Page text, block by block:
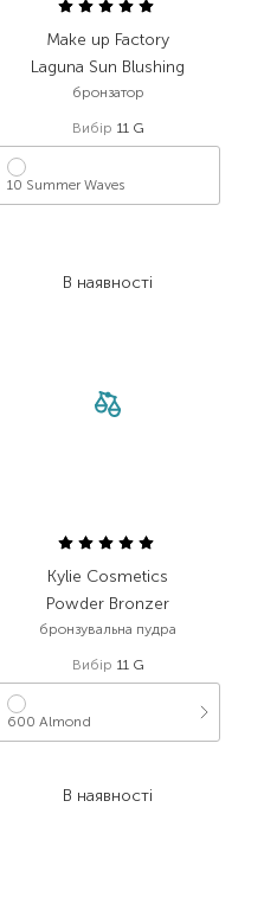
Make up Factory
Laguna Sun Blushing
бронзатор
Вибір 11 G
10 Summer Waves
В наявності
Kylie Cosmetics
Powder Bronzer
бронзувальна пудра
Вибір 11 G
600 Almond
В наявності